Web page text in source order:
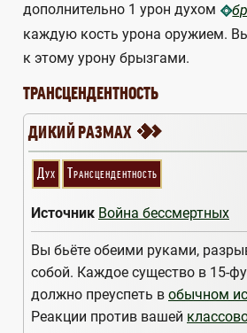
дополнительно 1 урон духом
каждую кость урона оружием.
к этому урону брызгами.
ТРАНСЦЕНДЕНТНОСТЬ
ДИКИЙ РАЗМАХ 2
Дух Трансцендентность
Источник Война бессмертных
Вы бьёте обеими руками,
собой. Каждое существо в 15-
должно преуспеть в обычном
Реакции против вашей